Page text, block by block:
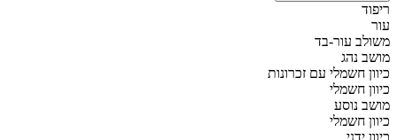
ריפוד
עור
משולב עור-בד
מושב נהג
כיוון חשמלי עם זכרונות
כיוון חשמלי
מושב נוסע
כיוון חשמלי
כיוון ידני